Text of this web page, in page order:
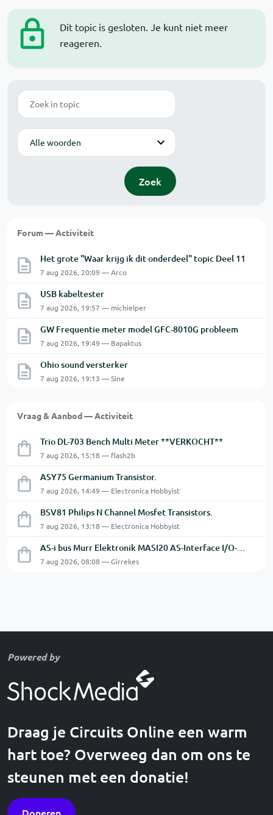
Dit topic is gesloten. Je kunt niet meer
reageren.
Zoek
Modus
Zoek
Forum — Activiteit
Het grote "Waar krijg ik dit onderdeel" topic Deel 11
7 aug 2026, 20:09 — Arco
USB kabeltester
7 aug 2026, 19:57 — michielper
GW Frequentie meter model GFC-8010G probleem
7 aug 2026, 19:49 — Bapaktus
Ohio sound versterker
7 aug 2026, 19:13 — Sine
Vraag & Aanbod — Activiteit
Trio DL-703 Bench Multi Meter **VERKOCHT**
7 aug 2026, 15:18 — flash2b
ASY75 Germanium Transistor.
7 aug 2026, 14:49 — Electronica Hobbyist
BSV81 Philips N Channel Mosfet Transistors.
7 aug 2026, 13:18 — Electronica Hobbyist
AS-i bus Murr Elektronik MASI20 AS-Interface I/O-module 56440
7 aug 2026, 08:08 — Girrekes
Powered by
Draag je Circuits Online een warm
hart toe? Overweeg dan om ons te
steunen met een donatie!